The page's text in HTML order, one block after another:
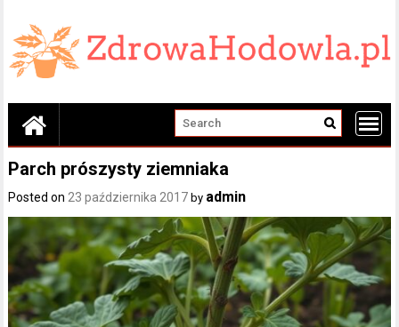
content
Parch prószysty ziemniaka
Posted on23 października 2017 by admin